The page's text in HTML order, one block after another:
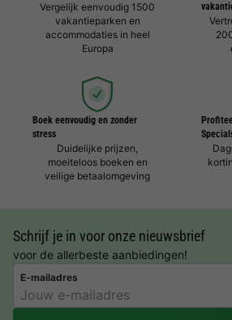
Vergelijk eenvoudig 1500
vakantieparken en
accommodaties in heel
Europa
Boek eenvoudig en zonder
stress
Duidelijke prijzen,
moeiteloos boeken en
veilige betaalomgeving
Schrijf je in voor onze nieuwsbrief
voor de allerbeste aanbiedingen!
E-mailadres